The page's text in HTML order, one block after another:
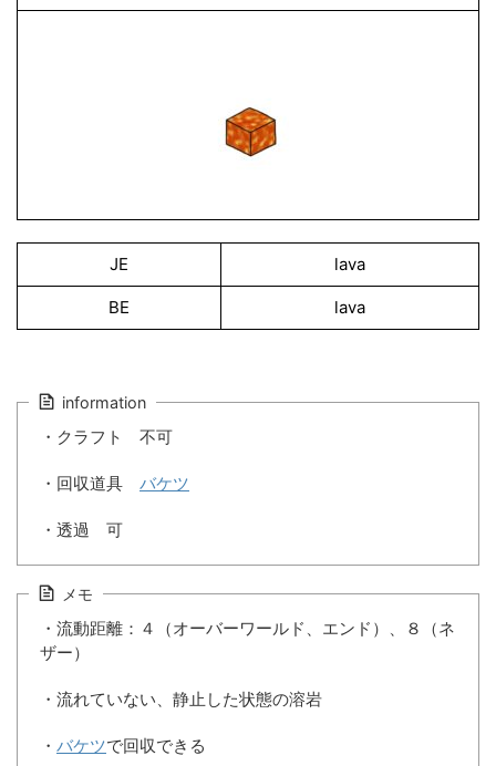
JE lava
BE lava
information
・クラフト 不可
・回収道具 バケツ
・透過 可
メモ
・流動距離：４（オーバーワールド、エンド）、８（ネ
ザー）
・流れていない、静止した状態の溶岩
・ バケツで回収できる